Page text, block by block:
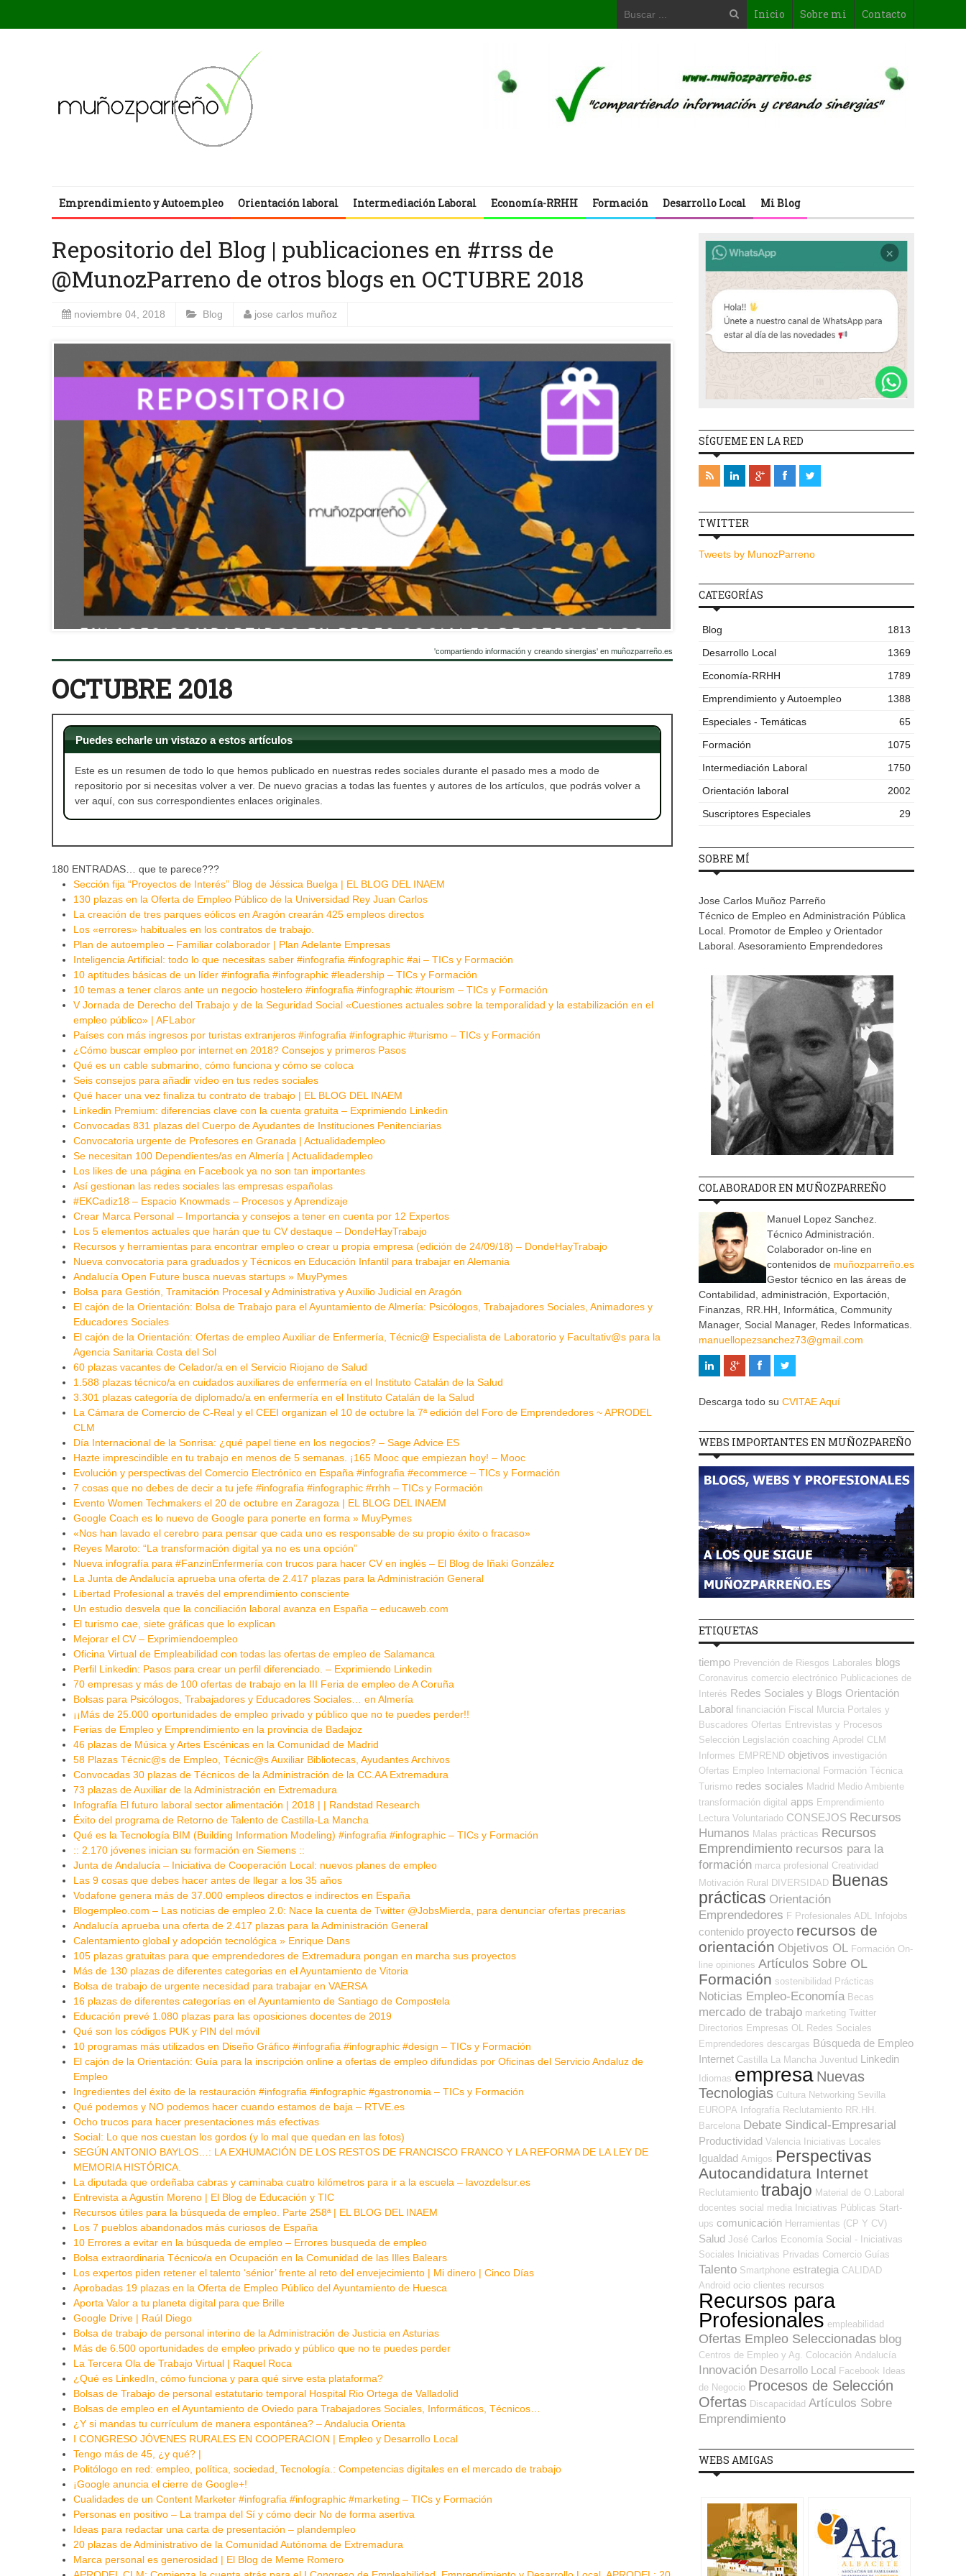
Inicio Sobre mi Contacto
Emprendimiento y Autoempleo Orientación laboral Intermediación Laboral Economía-RRHH Formación Desarrollo Local Mi Blog
Repositorio del Blog | publicaciones en #rrss de
@MunozParreno de otros blogs en OCTUBRE 2018
noviembre 04, 2018 Blog jose carlos muñoz
'compartiendo información y creando sinergias' en muñozparreño.es
OCTUBRE 2018
Puedes echarle un vistazo a estos artículos
Este es un resumen de todo lo que hemos publicado en nuestras redes sociales durante el pasado mes a modo de
repositorio por si necesitas volver a ver. De nuevo gracias a todas las fuentes y autores de los artículos, que podrás volver a
ver aquí, con sus correspondientes enlaces originales.
180 ENTRADAS… que te parece???
Sección fija “Proyectos de Interés” Blog de Jéssica Buelga | EL BLOG DEL INAEM
130 plazas en la Oferta de Empleo Público de la Universidad Rey Juan Carlos
La creación de tres parques eólicos en Aragón crearán 425 empleos directos
Los «errores» habituales en los contratos de trabajo.
Plan de autoempleo – Familiar colaborador | Plan Adelante Empresas
Inteligencia Artificial: todo lo que necesitas saber #infografia #infographic #ai – TICs y Formación
10 aptitudes básicas de un líder #infografia #infographic #leadership – TICs y Formación
10 temas a tener claros ante un negocio hostelero #infografia #infographic #tourism – TICs y Formación
V Jornada de Derecho del Trabajo y de la Seguridad Social «Cuestiones actuales sobre la temporalidad y la estabilización en el
empleo público» | AFLabor
Países con más ingresos por turistas extranjeros #infografia #infographic #turismo – TICs y Formación
¿Cómo buscar empleo por internet en 2018? Consejos y primeros Pasos
Qué es un cable submarino, cómo funciona y cómo se coloca
Seis consejos para añadir vídeo en tus redes sociales
Qué hacer una vez finaliza tu contrato de trabajo | EL BLOG DEL INAEM
Linkedin Premium: diferencias clave con la cuenta gratuita – Exprimiendo Linkedin
Convocadas 831 plazas del Cuerpo de Ayudantes de Instituciones Penitenciarias
Convocatoria urgente de Profesores en Granada | Actualidadempleo
Se necesitan 100 Dependientes/as en Almería | Actualidadempleo
Los likes de una página en Facebook ya no son tan importantes
Así gestionan las redes sociales las empresas españolas
#EKCadiz18 – Espacio Knowmads – Procesos y Aprendizaje
Crear Marca Personal – Importancia y consejos a tener en cuenta por 12 Expertos
Los 5 elementos actuales que harán que tu CV destaque – DondeHayTrabajo
Recursos y herramientas para encontrar empleo o crear u propia empresa (edición de 24/09/18) – DondeHayTrabajo
Nueva convocatoria para graduados y Técnicos en Educación Infantil para trabajar en Alemania
Andalucía Open Future busca nuevas startups » MuyPymes
Bolsa para Gestión, Tramitación Procesal y Administrativa y Auxilio Judicial en Aragón
El cajón de la Orientación: Bolsa de Trabajo para el Ayuntamiento de Almería: Psicólogos, Trabajadores Sociales, Animadores y
Educadores Sociales
El cajón de la Orientación: Ofertas de empleo Auxiliar de Enfermería, Técnic@ Especialista de Laboratorio y Facultativ@s para la
Agencia Sanitaria Costa del Sol
60 plazas vacantes de Celador/a en el Servicio Riojano de Salud
1.588 plazas técnico/a en cuidados auxiliares de enfermería en el Instituto Catalán de la Salud
3.301 plazas categoría de diplomado/a en enfermería en el Instituto Catalán de la Salud
La Cámara de Comercio de C-Real y el CEEI organizan el 10 de octubre la 7ª edición del Foro de Emprendedores ~ APRODEL
CLM
Día Internacional de la Sonrisa: ¿qué papel tiene en los negocios? – Sage Advice ES
Hazte imprescindible en tu trabajo en menos de 5 semanas. ¡165 Mooc que empiezan hoy! – Mooc
Evolución y perspectivas del Comercio Electrónico en España #infografia #ecommerce – TICs y Formación
7 cosas que no debes de decir a tu jefe #infografia #infographic #rrhh – TICs y Formación
Evento Women Techmakers el 20 de octubre en Zaragoza | EL BLOG DEL INAEM
Google Coach es lo nuevo de Google para ponerte en forma » MuyPymes
«Nos han lavado el cerebro para pensar que cada uno es responsable de su propio éxito o fracaso»
Reyes Maroto: “La transformación digital ya no es una opción”
Nueva infografía para #FanzinEnfermería con trucos para hacer CV en inglés – El Blog de Iñaki González
La Junta de Andalucía aprueba una oferta de 2.417 plazas para la Administración General
Libertad Profesional a través del emprendimiento consciente
Un estudio desvela que la conciliación laboral avanza en España – educaweb.com
El turismo cae, siete gráficas que lo explican
Mejorar el CV – Exprimiendoempleo
Oficina Virtual de Empleabilidad con todas las ofertas de empleo de Salamanca
Perfil Linkedin: Pasos para crear un perfil diferenciado. – Exprimiendo Linkedin
70 empresas y más de 100 ofertas de trabajo en la III Feria de empleo de A Coruña
Bolsas para Psicólogos, Trabajadores y Educadores Sociales… en Almería
¡¡Más de 25.000 oportunidades de empleo privado y público que no te puedes perder!!
Ferias de Empleo y Emprendimiento en la provincia de Badajoz
46 plazas de Música y Artes Escénicas en la Comunidad de Madrid
58 Plazas Técnic@s de Empleo, Técnic@s Auxiliar Bibliotecas, Ayudantes Archivos
Convocadas 30 plazas de Técnicos de la Administración de la CC.AA Extremadura
73 plazas de Auxiliar de la Administración en Extremadura
Infografía El futuro laboral sector alimentación | 2018 | | Randstad Research
Éxito del programa de Retorno de Talento de Castilla-La Mancha
Qué es la Tecnología BIM (Building Information Modeling) #infografia #infographic – TICs y Formación
:: 2.170 jóvenes inician su formación en Siemens ::
Junta de Andalucía – Iniciativa de Cooperación Local: nuevos planes de empleo
Las 9 cosas que debes hacer antes de llegar a los 35 años
Vodafone genera más de 37.000 empleos directos e indirectos en España
Blogempleo.com – Las noticias de empleo 2.0: Nace la cuenta de Twitter @JobsMierda, para denunciar ofertas precarias
Andalucía aprueba una oferta de 2.417 plazas para la Administración General
Calentamiento global y adopción tecnológica » Enrique Dans
105 plazas gratuitas para que emprendedores de Extremadura pongan en marcha sus proyectos
Más de 130 plazas de diferentes categorias en el Ayuntamiento de Vitoria
Bolsa de trabajo de urgente necesidad para trabajar en VAERSA
16 plazas de diferentes categorías en el Ayuntamiento de Santiago de Compostela
Educación prevé 1.080 plazas para las oposiciones docentes de 2019
Qué son los códigos PUK y PIN del móvil
10 programas más utilizados en Diseño Gráfico #infografia #infographic #design – TICs y Formación
El cajón de la Orientación: Guía para la inscripción online a ofertas de empleo difundidas por Oficinas del Servicio Andaluz de
Empleo
Ingredientes del éxito de la restauración #infografia #infographic #gastronomia – TICs y Formación
Qué podemos y NO podemos hacer cuando estamos de baja – RTVE.es
Ocho trucos para hacer presentaciones más efectivas
Social: Lo que nos cuestan los gordos (y lo mal que quedan en las fotos)
SEGÚN ANTONIO BAYLOS…: LA EXHUMACIÓN DE LOS RESTOS DE FRANCISCO FRANCO Y LA REFORMA DE LA LEY DE
MEMORIA HISTÓRICA.
La diputada que ordeñaba cabras y caminaba cuatro kilómetros para ir a la escuela – lavozdelsur.es
Entrevista a Agustín Moreno | El Blog de Educación y TIC
Recursos útiles para la búsqueda de empleo. Parte 258ª | EL BLOG DEL INAEM
Los 7 pueblos abandonados más curiosos de España
10 Errores a evitar en la búsqueda de empleo – Errores busqueda de empleo
Bolsa extraordinaria Técnico/a en Ocupación en la Comunidad de las Illes Balears
Los expertos piden retener el talento ‘sénior’ frente al reto del envejecimiento | Mi dinero | Cinco Días
Aprobadas 19 plazas en la Oferta de Empleo Público del Ayuntamiento de Huesca
Aporta Valor a tu planeta digital para que Brille
Google Drive | Raúl Diego
Bolsa de trabajo de personal interino de la Administración de Justicia en Asturias
Más de 6.500 oportunidades de empleo privado y público que no te puedes perder
La Tercera Ola de Trabajo Virtual | Raquel Roca
¿Qué es LinkedIn, cómo funciona y para qué sirve esta plataforma?
Bolsas de Trabajo de personal estatutario temporal Hospital Rio Ortega de Valladolid
Bolsas de empleo en el Ayuntamiento de Oviedo para Trabajadores Sociales, Informáticos, Técnicos…
¿Y si mandas tu currículum de manera espontánea? – Andalucia Orienta
I CONGRESO JÓVENES RURALES EN COOPERACION | Empleo y Desarrollo Local
Tengo más de 45, ¿y qué? |
Politólogo en red: empleo, política, sociedad, Tecnología.: Competencias digitales en el mercado de trabajo
¡Google anuncia el cierre de Google+!
Cualidades de un Content Marketer #infografia #infographic #marketing – TICs y Formación
Personas en positivo – La trampa del Sí y cómo decir No de forma asertiva
Ideas para redactar una carta de presentación – plandempleo
20 plazas de Administrativo de la Comunidad Autónoma de Extremadura
Marca personal es generosidad | El Blog de Meme Romero
SÍGUEME EN LA RED
TWITTER
Tweets by MunozParreno
CATEGORÍAS
Blog
1813
Desarrollo Local
1369
Economía-RRHH
1789
Emprendimiento y Autoempleo
1388
Especiales - Temáticas
65
Formación
1075
Intermediación Laboral
1750
Orientación laboral
2002
Suscriptores Especiales
29
SOBRE MÍ
Jose Carlos Muñoz Parreño
Técnico de Empleo en Administración Pública
Local. Promotor de Empleo y Orientador
Laboral. Asesoramiento Emprendedores
COLABORADOR EN MUÑOZPARREÑO
Manuel Lopez Sanchez.
Técnico Administración.
Colaborador on-line en
contenidos de muñozparreño.es
Gestor técnico en las áreas de
Contabilidad, administración, Exportación,
Finanzas, RR.HH, Informática, Community
Manager, Social Manager, Redes Informaticas.
manuellopezsanchez73@gmail.com
Descarga todo su CVITAE Aquí
WEBS IMPORTANTES EN MUÑOZPAREÑO
ETIQUETAS
tiempo Prevención de Riesgos Laborales blogs
Coronavirus comercio electrónico Publicaciones de
Interés Redes Sociales y Blogs Orientación
Laboral financiación Fiscal Murcia Portales y
Buscadores Ofertas Entrevistas y Procesos
Selección
Legislación coaching Aprodel CLM
Informes EMPREND objetivos investigación
Ofertas Empleo Internacional
Formación Técnica
Turismo redes sociales Madrid Medio Ambiente
transformación digital apps Emprendimiento
Lectura Voluntariado CONSEJOS Recursos
Humanos Malas prácticas Recursos
Emprendimiento recursos para la
formación marca profesional Creatividad
Motivación Rural DIVERSIDAD Buenas
prácticas Orientación
Emprendedores F Profesionales ADL Infojobs
contenido proyecto recursos de
orientación Objetivos OL Formación On-
line opiniones Artículos Sobre OL
Formación sostenibilidad Prácticas
Noticias Empleo-Economía Becas
mercado de trabajo marketing Twitter
Directorios Empresas OL
Redes Sociales
Emprendedores descargas Búsqueda de Empleo
Internet Castilla La Mancha Juventud Linkedin
Idiomas empresa Nuevas
Tecnologias Cultura Networking Sevilla
EUROPA
Infografía Reclutamiento RR.HH.
Barcelona Debate Sindical-Empresarial
Productividad Valencia Iniciativas Locales
Igualdad Amigos Perspectivas
Autocandidatura Internet
Reclutamiento trabajo Material de O.Laboral
docentes social media Iniciativas Públicas Start-
ups comunicación Herramientas (CP Y CV)
Salud José Carlos Economía Social - Iniciativas
Sociales
Iniciativas Privadas Comercio Guías
Talento Smartphone estrategia CALIDAD
Android ocio clientes recursos
Recursos para
Profesionales empleabilidad
Ofertas Empleo Seleccionadas blog
Centros de Empleo y Ag. Colocación Andalucía
Innovación Desarrollo Local Facebook
Ideas
de Negocio Procesos de Selección
Ofertas Discapacidad Artículos Sobre
Emprendimiento
WEBS AMIGAS